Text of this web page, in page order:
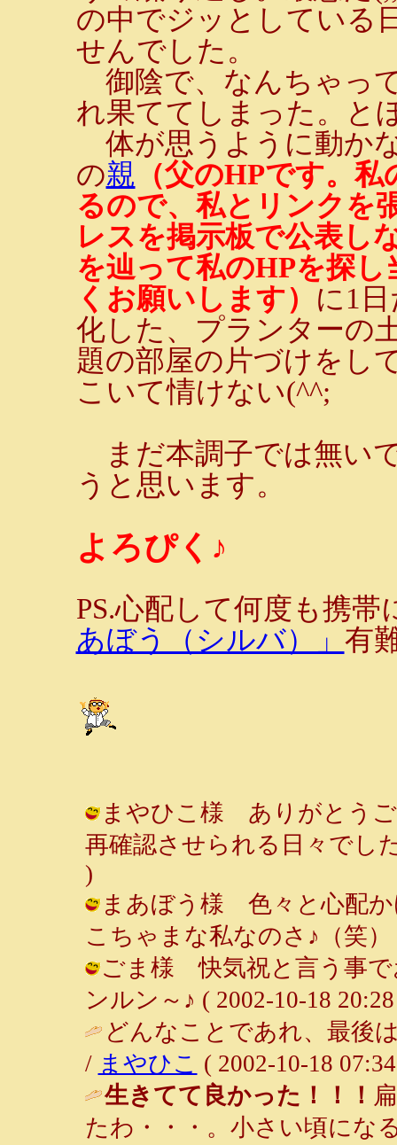
の中でジッとしている
せんでした。
御陰で、なんちゃっ
れ果ててしまった。と
体が思うように動か
の親 （父のHPです。
るので、私とリンクを
レスを掲示板で公表し
を辿って私のHPを探
くお願いします） に1
化した、プランターの
題の部屋の片づけをし
こいて情けない(^^;
まだ本調子では無い
うと思います。
よろぴく♪
PS.心配して何度も携
あぼう（シルバ）」 有
まやひこ様 ありがとうご
再確認させられる日々でし
)
まあぼう様 色々と心配か
こちゃまな私なのさ♪（笑）
ごま様 快気祝と言う事で
ンルン～♪ ( 2002-10-18
どんなことであれ、最後
/ まやひこ ( 2002-10-18
生きてて良かった！！！
たわ・・・。小さい頃にな